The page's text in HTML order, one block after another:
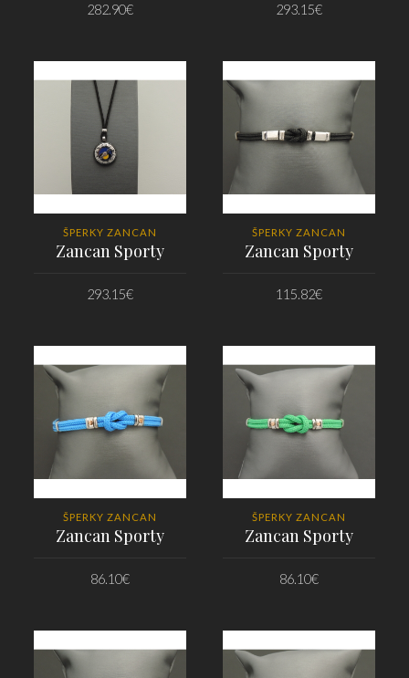
282.90€ 293.15€
ŠPERKY ZANCAN
Zancan Sporty
293.15€
ŠPERKY ZANCAN
Zancan Sporty
115.82€
ŠPERKY ZANCAN
Zancan Sporty
86.10€
ŠPERKY ZANCAN
Zancan Sporty
86.10€